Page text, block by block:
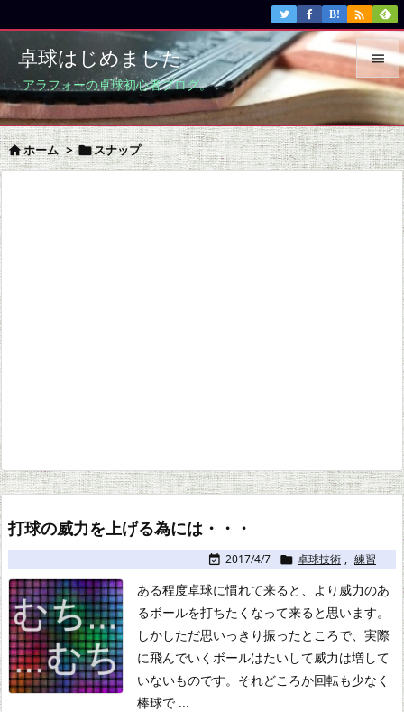
卓球はじめました
アラフォーの卓球初心者ブログ。


メニュ

サイド
B! 
ホーム > スナップ
打球の威力を上げる為には・・・
 2017/4/7  卓球技術 , 練習
ある程度卓球に慣れて来ると、より威力のあ
るボールを打ちたくなって来ると思います。
しかしただ思いっきり振ったところで、実際
に飛んでいくボールはたいして威力は増して
いないものです。 それどころか回転も少なく
棒球で ...